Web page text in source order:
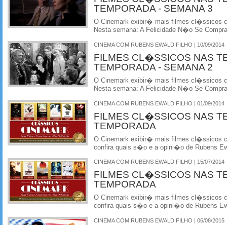
TEMPORADA - SEMANA 3
O Cinemark exibir� mais filmes cl�ssicos
Nesta semana: A Felicidade N�o Se Compra
CINEMA COM RUBENS EWALD FILHO | 10/09/2014
FILMES CL�SSICOS NAS
TEMPORADA - SEMANA 2
O Cinemark exibir� mais filmes cl�ssicos
Nesta semana: A Felicidade N�o Se Compra
CINEMA COM RUBENS EWALD FILHO | 01/09/2014
FILMES CL�SSICOS NAS
TEMPORADA
O Cinemark exibir� mais filmes cl�ssicos
confira quais s�o e a opini�o de Rubens
CINEMA COM RUBENS EWALD FILHO | 15/07/2014
FILMES CL�SSICOS NAS
TEMPORADA
O Cinemark exibir� mais filmes cl�ssicos
confira quais s�o e a opini�o de Rubens
CINEMA COM RUBENS EWALD FILHO | 06/08/2015